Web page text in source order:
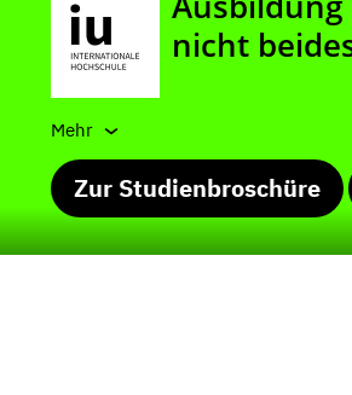
Mehr
Zur Studienbroschüre